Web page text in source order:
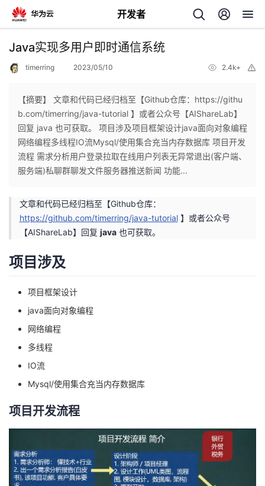
开发者
返
个
人
主
我
的
发
我
的
博
我
的
坛
我
圈
子
的
直
我
的
我
Java实现多用户即时通信系统
timerring 2023/05/10 2.4k+
【摘要】 文章和代码已经归档至【Github仓库：https://githu
b.com/timerring/java-tutorial 】或者公众号【AIShareLab】
回复 java 也可获取。 项目涉及项目框架设计java面向对象编程
网络编程多线程IO流Mysql/使用集合充当内存数据库 项目开发
流程 需求分析用户登录拉取在线用户列表无异常退出(客户端、
服务端)私聊群聊发文件服务器推送新闻 功能...
文章和代码已经归档至【Github仓库：
https://github.com/timerring/java-tutorial】或者公众号
【AIShareLab】回复 java也可获取。
项目涉及
项目框架设计
java面向对象编程
网络编程
多线程
IO流
Mysql/使用集合充当内存数据库
项目开发流程